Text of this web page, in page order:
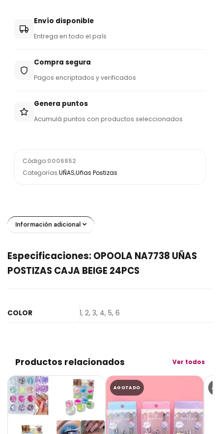
Envío disponible
Entrega en todo el país
Compra segura
Pagos encriptados y verificados
Genera puntos
Acumulá puntos con productos seleccionados
Código:0006852
Categorías:UÑAS,Uñas Postizas
Información adicional
Especificaciones: OPOOLA NA7738 UÑAS
POSTIZAS CAJA BEIGE 24PCS
COLOR 1, 2, 3, 4, 5, 6
Productos relacionados Ver todos
AGOTADO